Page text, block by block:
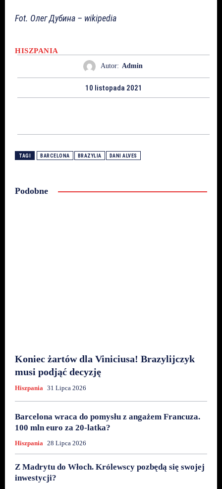
Fot. Олег Дубина – wikipedia
HISZPANIA
Autor: Admin
10 listopada 2021
TAGI BARCELONA BRAZYLIA DANI ALVES
Podobne
Koniec żartów dla Viniciusa! Brazylijczyk
musi podjąć decyzję
Hiszpania 31 Lipca 2026
Barcelona wraca do pomysłu z angażem Francuza.
100 mln euro za 20-latka?
Hiszpania 28 Lipca 2026
Z Madrytu do Włoch. Królewscy pozbędą się swojej
inwestycji?